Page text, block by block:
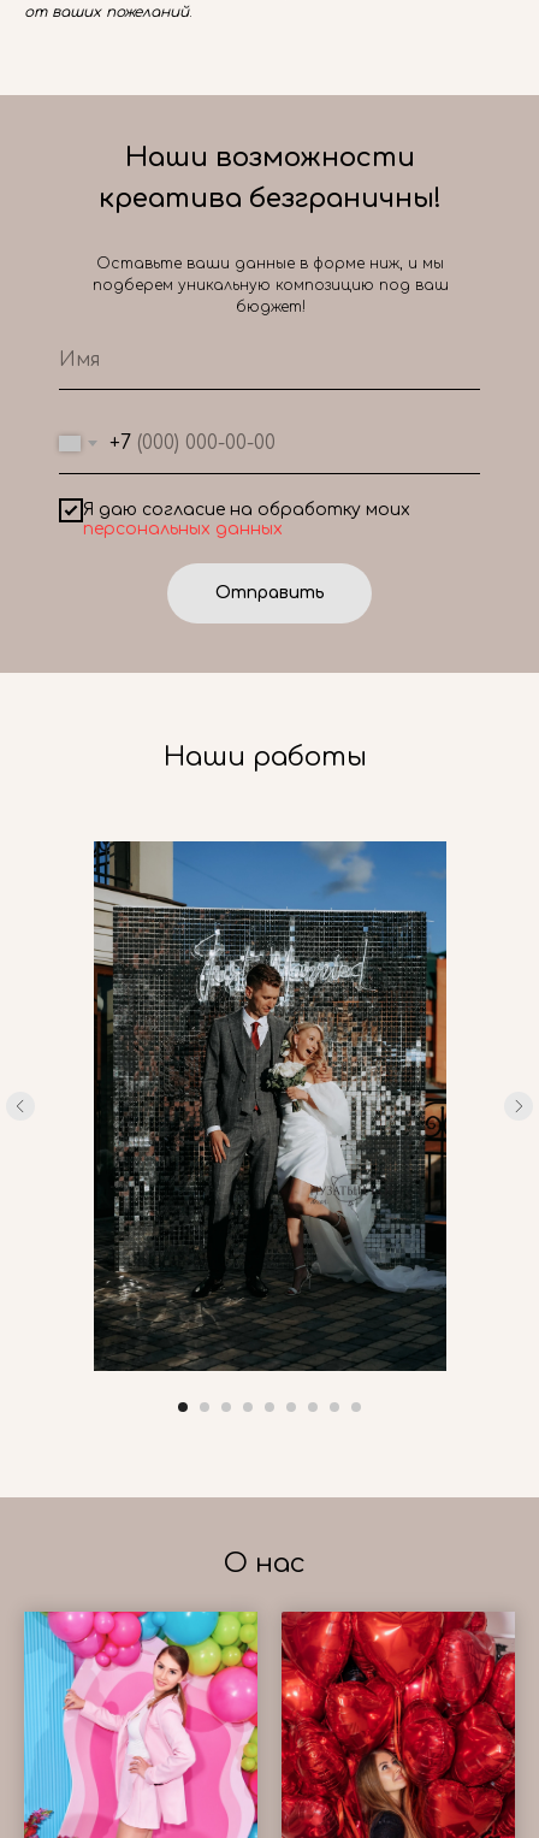
от ваших пожеланий.
+7
Я даю согласие на обработку моих
персональных данных
Отправить
Наши возможности
креатива безграничны!
Оставьте ваши данные в форме ниж, и мы
подберем уникальную композицию под ваш
бюджет!
Наши работы
О нас